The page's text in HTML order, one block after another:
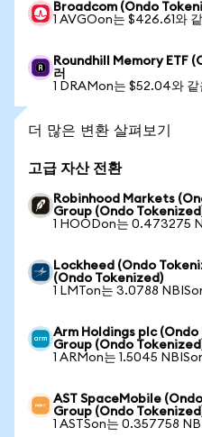
Broadcom (Ondo
1 AVGOon는 $426.61와
Roundhill Memory ETF
러
1 DRAMon는 $52.04와 같
더 많은 변환 살펴보기
고급 자산 전환
Robinhood Markets
Group (Ondo
1 HOODon는 0.473275
Lockheed (Ondo
(Ondo Tokenized)
1 LMTon는 3.0788
Arm Holdings plc
Group (Ondo
1 ARMon는 1.5045
AST SpaceMobile
Group (Ondo
1 ASTSon는 0.357758